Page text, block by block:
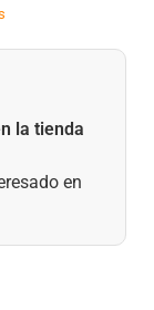
la tienda
en